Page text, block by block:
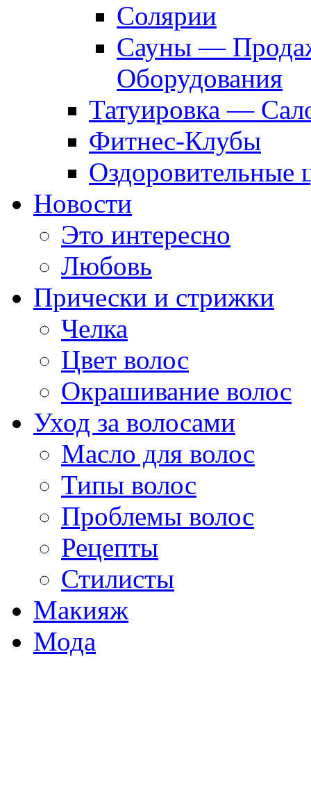
Солярии
Сауны —
Оборудования
Татуировка —
Фитнес-Клубы
Оздоровительные
Новости
Это интересно
Любовь
Прически и стрижки
Челка
Цвет волос
Окрашивание волос
Уход за волосами
Масло для волос
Типы волос
Проблемы волос
Рецепты
Стилисты
Макияж
Мода